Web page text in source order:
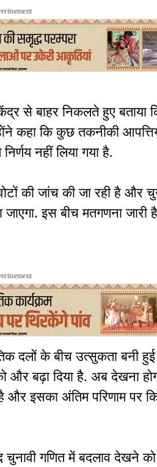
से बाहर निकलते हुए बताया
कहा कि कुछ तकनीकी
नहीं लिया गया है.
की जांच की जा रही है और
जाएगा. इस बीच मतगणना
दलों के बीच उत्सुकता बनी हुई
बढ़ा दिया है. अब देखना
और इसका अंतिम परिणाम पर
चुनावी गणित में बदलाव देखने